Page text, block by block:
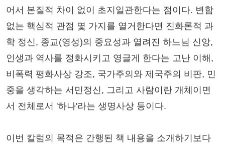
어서 본질적 차이 없이 초지일관한다는 점이다. 변함
없는 핵심적 관점 몇 가지를 열거한다면 진화론적 과
학 정신, 종교(영성)의 중요성과 열려진 하느님 신앙,
인생과 역사를 정화시키고 영글게 한다는 고난 이해,
비폭력 평화사상 강조, 국가주의와 제국주의 비판, 민
중을 생각하는 서민정신, 그리고 사람이란 개체이면
서 전체로서 '하나'라는 생명사상 등이다.
이번 칼럼의 목적은 간행된 책 내용을 소개하기보다